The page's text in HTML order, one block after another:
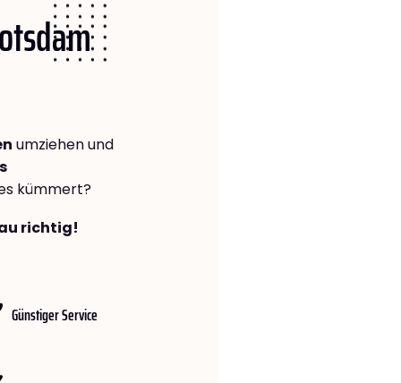
umziehen und
kümmert?
richtig!
Günstiger Service